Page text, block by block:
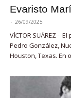
Evaristo
- 26/09/2025
VÍCTOR SUÁREZ -
Pedro González,
Houston, Texas. En